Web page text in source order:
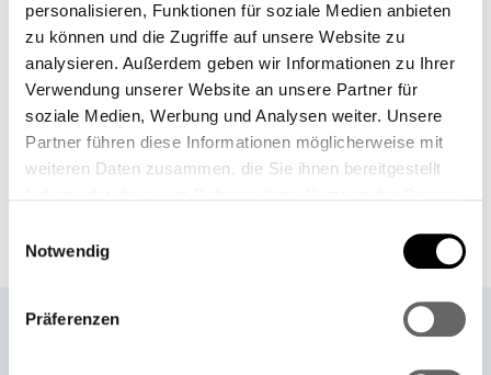
personalisieren, Funktionen für soziale Medien anbieten
zu können und die Zugriffe auf unsere Website zu
analysieren. Außerdem geben wir Informationen zu Ihrer
Verwendung unserer Website an unsere Partner für
soziale Medien, Werbung und Analysen weiter. Unsere
Partner führen diese Informationen möglicherweise mit
weiteren Daten zusammen, die Sie ihnen bereitgestellt
Notwendig
Präferenzen
Beschreibung
Sonderpolygoneinsätze für Nabenschaltungen✔
Speziell entwickelt für Shimano-Nabenschaltungen
Wählen Sie den Hersteller der S…Mehr